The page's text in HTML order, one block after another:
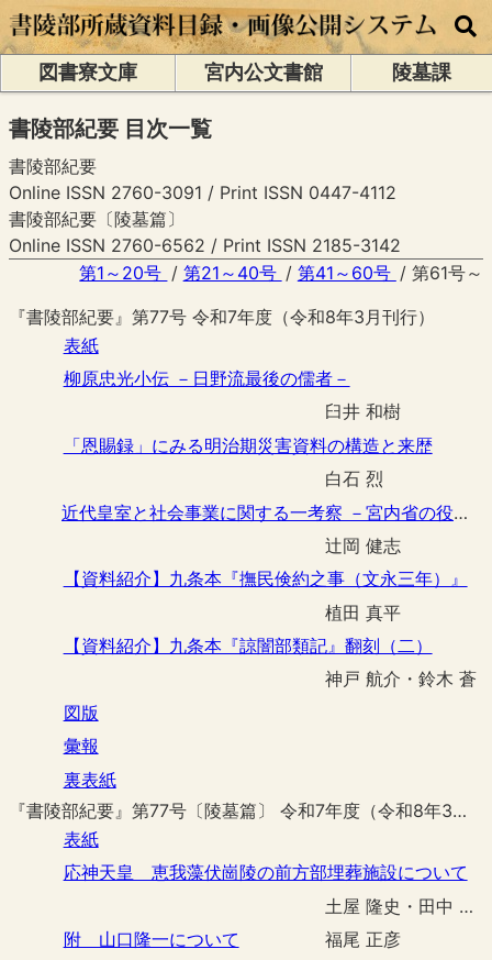
図書寮文庫 宮内公文書館 陵墓課
書陵部紀要 目次一覧
書陵部紀要
Online ISSN 2760-3091 / Print ISSN 0447-4112
書陵部紀要〔陵墓篇〕
Online ISSN 2760-6562 / Print ISSN 2185-3142
第1～20号
第21～40号 第41～60号
第61号～
『書陵部紀要』第77号 令和7年度（令和8年3月刊行）
表紙
柳原忠光小伝 －日野流最後の儒者－
臼井 和樹
「恩賜録」にみる明治期災害資料の構造と来歴
白石 烈
近代皇室と社会事業に関する一考察 －宮内省の役割を中心として－
辻岡 健志
【資料紹介】九条本『撫民倹約之事（文永三年）』
植田 真平
【資料紹介】九条本『諒闇部類記』翻刻（二）
神戸 航介・鈴木 蒼
図版
彙報
裏表紙
『書陵部紀要』第77号〔陵墓篇〕 令和7年度（令和8年3月刊行）
表紙
応神天皇 恵我藻伏崗陵の前方部埋葬施設について
土屋 隆史・田中 詢弥・足達 悠紀
附 山口隆一について
福尾 正彦